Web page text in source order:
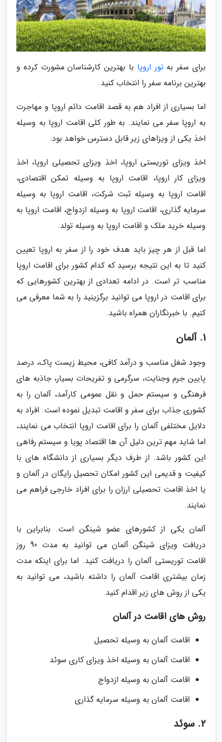
برای سفر بهتور اروپا با بهترین کارشناسان مشورت کرده و
بهترین برنامه سفر را انتخاب کنید.
اما بسیاری از افراد هم به قصد اقامت دائم اروپا و مهاجرت
به اروپا سفر می نمایند. به طور کلی اقامت اروپا به وسیله
اخذ یکی از ویزاهای زیر قابل دسترس خواهد بود:
اخذ ویزای توریستی اروپا، اخذ ویزای تحصیلی اروپا، اخذ
ویزای کار اروپا، اقامت اروپا به وسیله تمکن اقتصادی،
اقامت اروپا به وسیله ثبت شرکت، اقامت اروپا به وسیله
سرمایه گذاری، اقامت اروپا به وسیله ازدواج، اقامت اروپا به
وسیله خرید ملک و اقامت اروپا به وسیله تولد.
اما قبل از هر چیز باید هدف خود را از سفر به اروپا تعیین
کنید تا به این نتیجه برسید که کدام کشور برای اقامت اروپا
مناسب تر است. در ادامه تعدادی از بهترین کشورهایی که
برای اقامت در اروپا می توانید برگزینید را به شما معرفی می
کنیم. با خبرنگاران همراه باشید.
1. آلمان
وجود شغل مناسب و درآمد کافی، محیط زیست پاک، درصد
پایین جرم وجنایت، سرگرمی و تفریحات بسیار، جاذبه های
فرهنگی و سیستم حمل و نقل عمومی کارآمد، آلمان را به
کشوری جذاب برای سفر و اقامت تبدیل نموده است. افراد به
دلایل مختلفی آلمان را برای اقامت اروپا انتخاب می نمایند،
اما شاید مهم ترین دلیل آن ها اقتصاد پویا و سیستم رفاهی
این کشور باشد. از طرف دیگر بسیاری از دانشگاه های با
کیفیت و قدیمی این کشور امکان تحصیل رایگان در آلمان و
یا اخذ اقامت تحصیلی ارزان را برای افراد خارجی فراهم می
نمایند.
آلمان یکی از کشورهای عضو شینگن است. بنابراین با
دریافت ویزای شینگن آلمان می توانید به مدت 90 روز
اقامت توریستی آلمان را دریافت کنید. اما برای اینکه مدت
زمان بیشتری اقامت آلمان را داشته باشید، می توانید به
یکی از روش های زیر اقدام کنید.
روش های اقامت در آلمان
اقامت آلمان به وسیله تحصیل
اقامت آلمان به وسیله اخذ ویزای کاری سوئد
اقامت آلمان به وسیله ازدواج
اقامت آلمان به وسیله سرمایه گذاری
2. سوئد